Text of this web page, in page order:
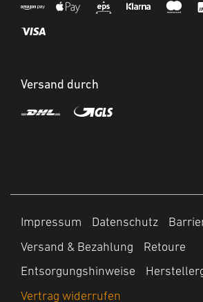
Versand durch
Impressum Datenschutz
Versand & Bezahlung
Retoure
Entsorgungshinweise
Vertrag widerrufen